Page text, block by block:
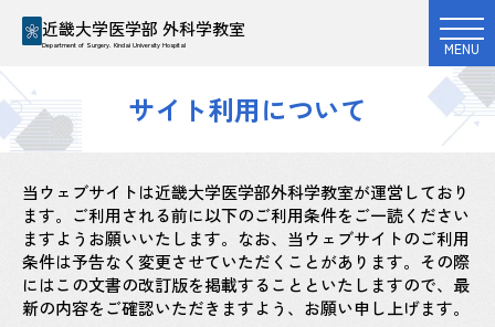
近畿大学医学部 外科学教室
Department of Surgery. Kindai University Hospital MENU
サイト利用について
当ウェブサイトは近畿大学医学部外科学教室が運営しており
ます。ご利用される前に以下のご利用条件をご一読ください
ますようお願いいたします。なお、当ウェブサイトのご利用
条件は予告なく変更させていただくことがあります。その際
にはこの文書の改訂版を掲載することといたしますので、最
新の内容をご確認いただきますよう、お願い申し上げます。